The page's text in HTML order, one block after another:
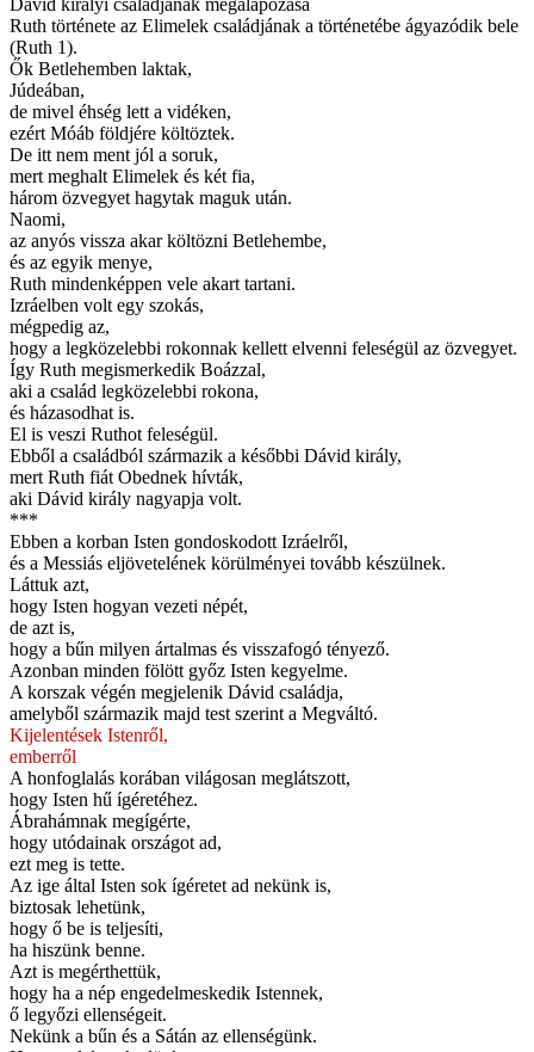
Dávid királyi családjának megalapozása
Ruth története az Elimelek családjának a történetébe ágyazódik bele
(Ruth 1).
Ők Betlehemben laktak,
Júdeában,
de mivel éhség lett a vidéken,
ezért Móáb földjére költöztek.
De itt nem ment jól a soruk,
mert meghalt Elimelek és két fia,
három özvegyet hagytak maguk után.
Naomi,
az anyós vissza akar költözni Betlehembe,
és az egyik menye,
Ruth mindenképpen vele akart tartani.
Izráelben volt egy szokás,
mégpedig az,
hogy a legközelebbi rokonnak kellett elvenni feleségül az özvegyet.
Így Ruth megismerkedik Boázzal,
aki a család legközelebbi rokona,
és házasodhat is.
El is veszi Ruthot feleségül.
Ebből a családból származik a későbbi Dávid király,
mert Ruth fiát Obednek hívták,
aki Dávid király nagyapja volt.
***
Ebben a korban Isten gondoskodott Izráelről,
és a Messiás eljövetelének körülményei tovább készülnek.
Láttuk azt,
hogy Isten hogyan vezeti népét,
de azt is,
hogy a bűn milyen ártalmas és visszafogó tényező.
Azonban minden fölött győz Isten kegyelme.
A korszak végén megjelenik Dávid családja,
amelyből származik majd test szerint a Megváltó.
Kijelentések Istenről,
emberről
A honfoglalás korában világosan meglátszott,
hogy Isten hű ígéretéhez.
Ábrahámnak megígérte,
hogy utódainak országot ad,
ezt meg is tette.
Az ige által Isten sok ígéretet ad nekünk is,
biztosak lehetünk,
hogy ő be is teljesíti,
ha hiszünk benne.
Azt is megérthettük,
hogy ha a nép engedelmeskedik Istennek,
ő legyőzi ellenségeit.
Nekünk a bűn és a Sátán az ellenségünk.